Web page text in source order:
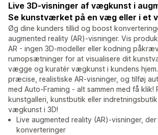
Live 3D-visninger af vægkunst i
Se kunstværket på en væg eller i et
Øg dine kunders tillid og boost
augmented reality (AR)-visninger. Vis
AR - ingen 3D-modeller eller kodning
rumopsætninger for at visualisere dit
vægge og kuratér vægkunst i kundens
præcise, realistiske AR-visninger, og tilføj
med Auto-Framing - alt sammen med få
kunstgalleri, kunstbutik eller
vægkunst i 3D!
Live augmented reality (AR)-visninger,
konverteringer